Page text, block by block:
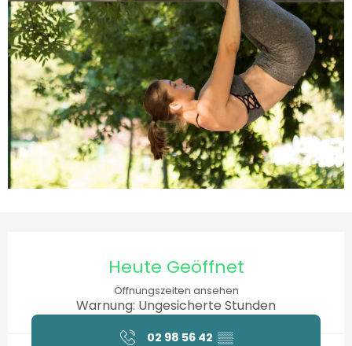
Heute Geöffnet
Öffnungszeiten ansehen
Warnung: Ungesicherte Stunden
02 98 56 42 ▒▒